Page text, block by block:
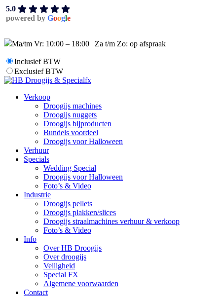
5.0
powered by Google
Ma/tm Vr: 10:00 – 18:00 | Za t/m Zo: op afspraak
Inclusief BTW
Exclusief BTW
Verkoop
Droogijs machines
Droogijs nuggets
Droogijs bijproducten
Bundels voordeel
Droogijs voor Halloween
Verhuur
Specials
Wedding Special
Droogijs voor Halloween
Foto’s & Video
Industrie
Droogijs pellets
Droogijs plakken/slices
Droogijs straalmachines verhuur & verkoop
Foto’s & Video
Info
Over HB Droogijs
Over droogijs
Veiligheid
Special FX
Algemene voorwaarden
Contact